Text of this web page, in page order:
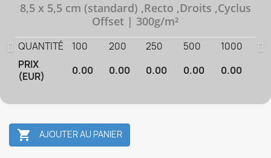
8,5 x 5,5 cm (standard) ,Recto ,Droits ,Cyclus
Offset | 300g/m²
QUANTITÉ 100 200 250 500
1000
PRIX
(EUR)
0.00 0.00 0.00 0.00 0.00
 AJOUTER AU PANIER